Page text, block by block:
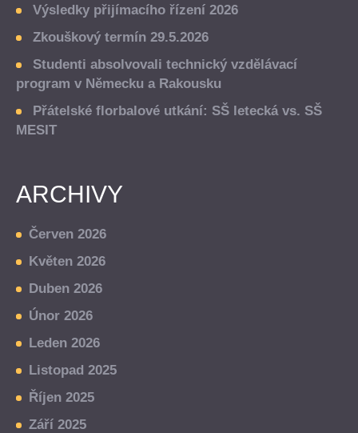
Výsledky přijímacího řízení 2026
Zkouškový termín 29.5.2026
Studenti absolvovali technický vzdělávací
program v Německu a Rakousku
Přátelské florbalové utkání: SŠ letecká vs. SŠ
MESIT
ARCHIVY
Červen 2026
Květen 2026
Duben 2026
Únor 2026
Leden 2026
Listopad 2025
Říjen 2025
Září 2025